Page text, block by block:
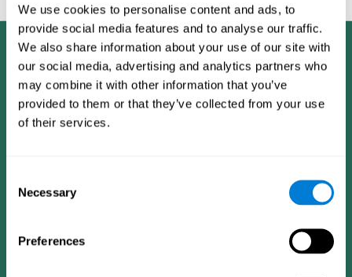
We use cookies to personalise content and ads, to
provide social media features and to analyse our traffic.
We also share information about your use of our site with
our social media, advertising and analytics partners who
may combine it with other information that you’ve
provided to them or that they’ve collected from your use
of their services.
Selection
Necessary
Preferences